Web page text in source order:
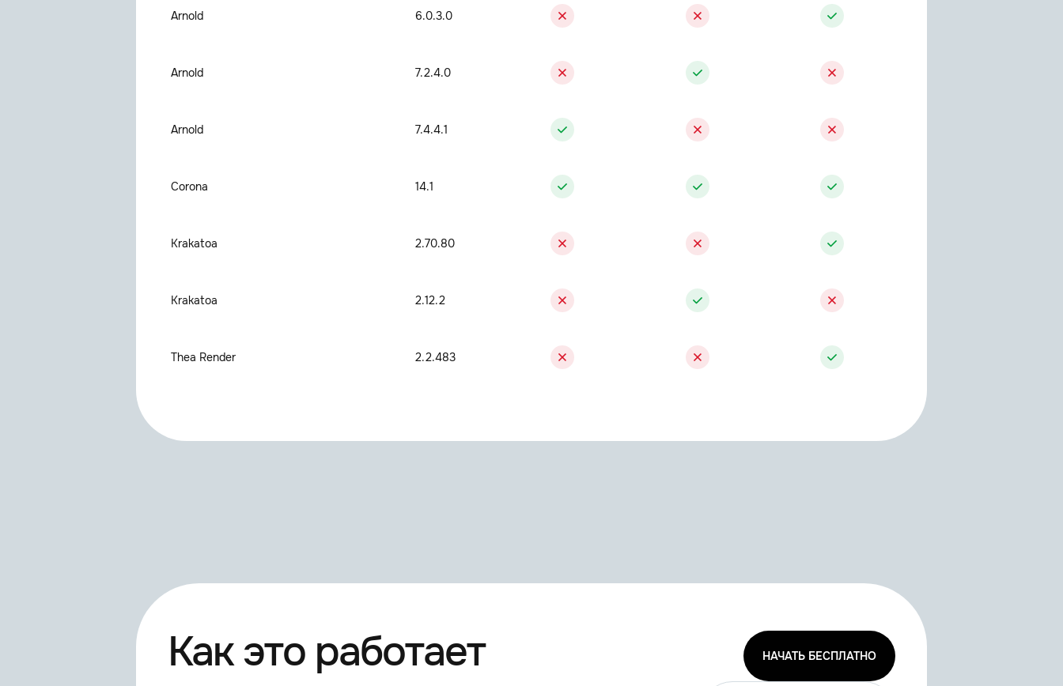
Arnold 6.0.3.0
Arnold 7.2.4.0
Arnold 7.4.4.1
Corona 14.1
Krakatoa 2.70.80
Krakatoa 2.12.2
Thea Render 2.2.483
PLUGIN VERSION R19
Как это работает НАЧАТЬ БЕСПЛАТНО